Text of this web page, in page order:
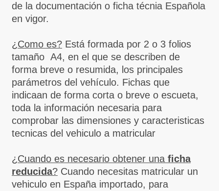
de la documentación o ficha técnia Española
en vigor.
¿Como es? Está formada por 2 o 3 folios
tamaño A4, en el que se describen de
forma breve o resumida, los principales
parámetros del vehículo. Fichas que
indicaan de forma corta o breve o escueta,
toda la información necesaria para
comprobar las dimensiones y caracteristicas
tecnicas del vehiculo a matricular
¿Cuando es necesario obtener una ficha
reducida? Cuando necesitas matricular un
vehiculo en España importado, para